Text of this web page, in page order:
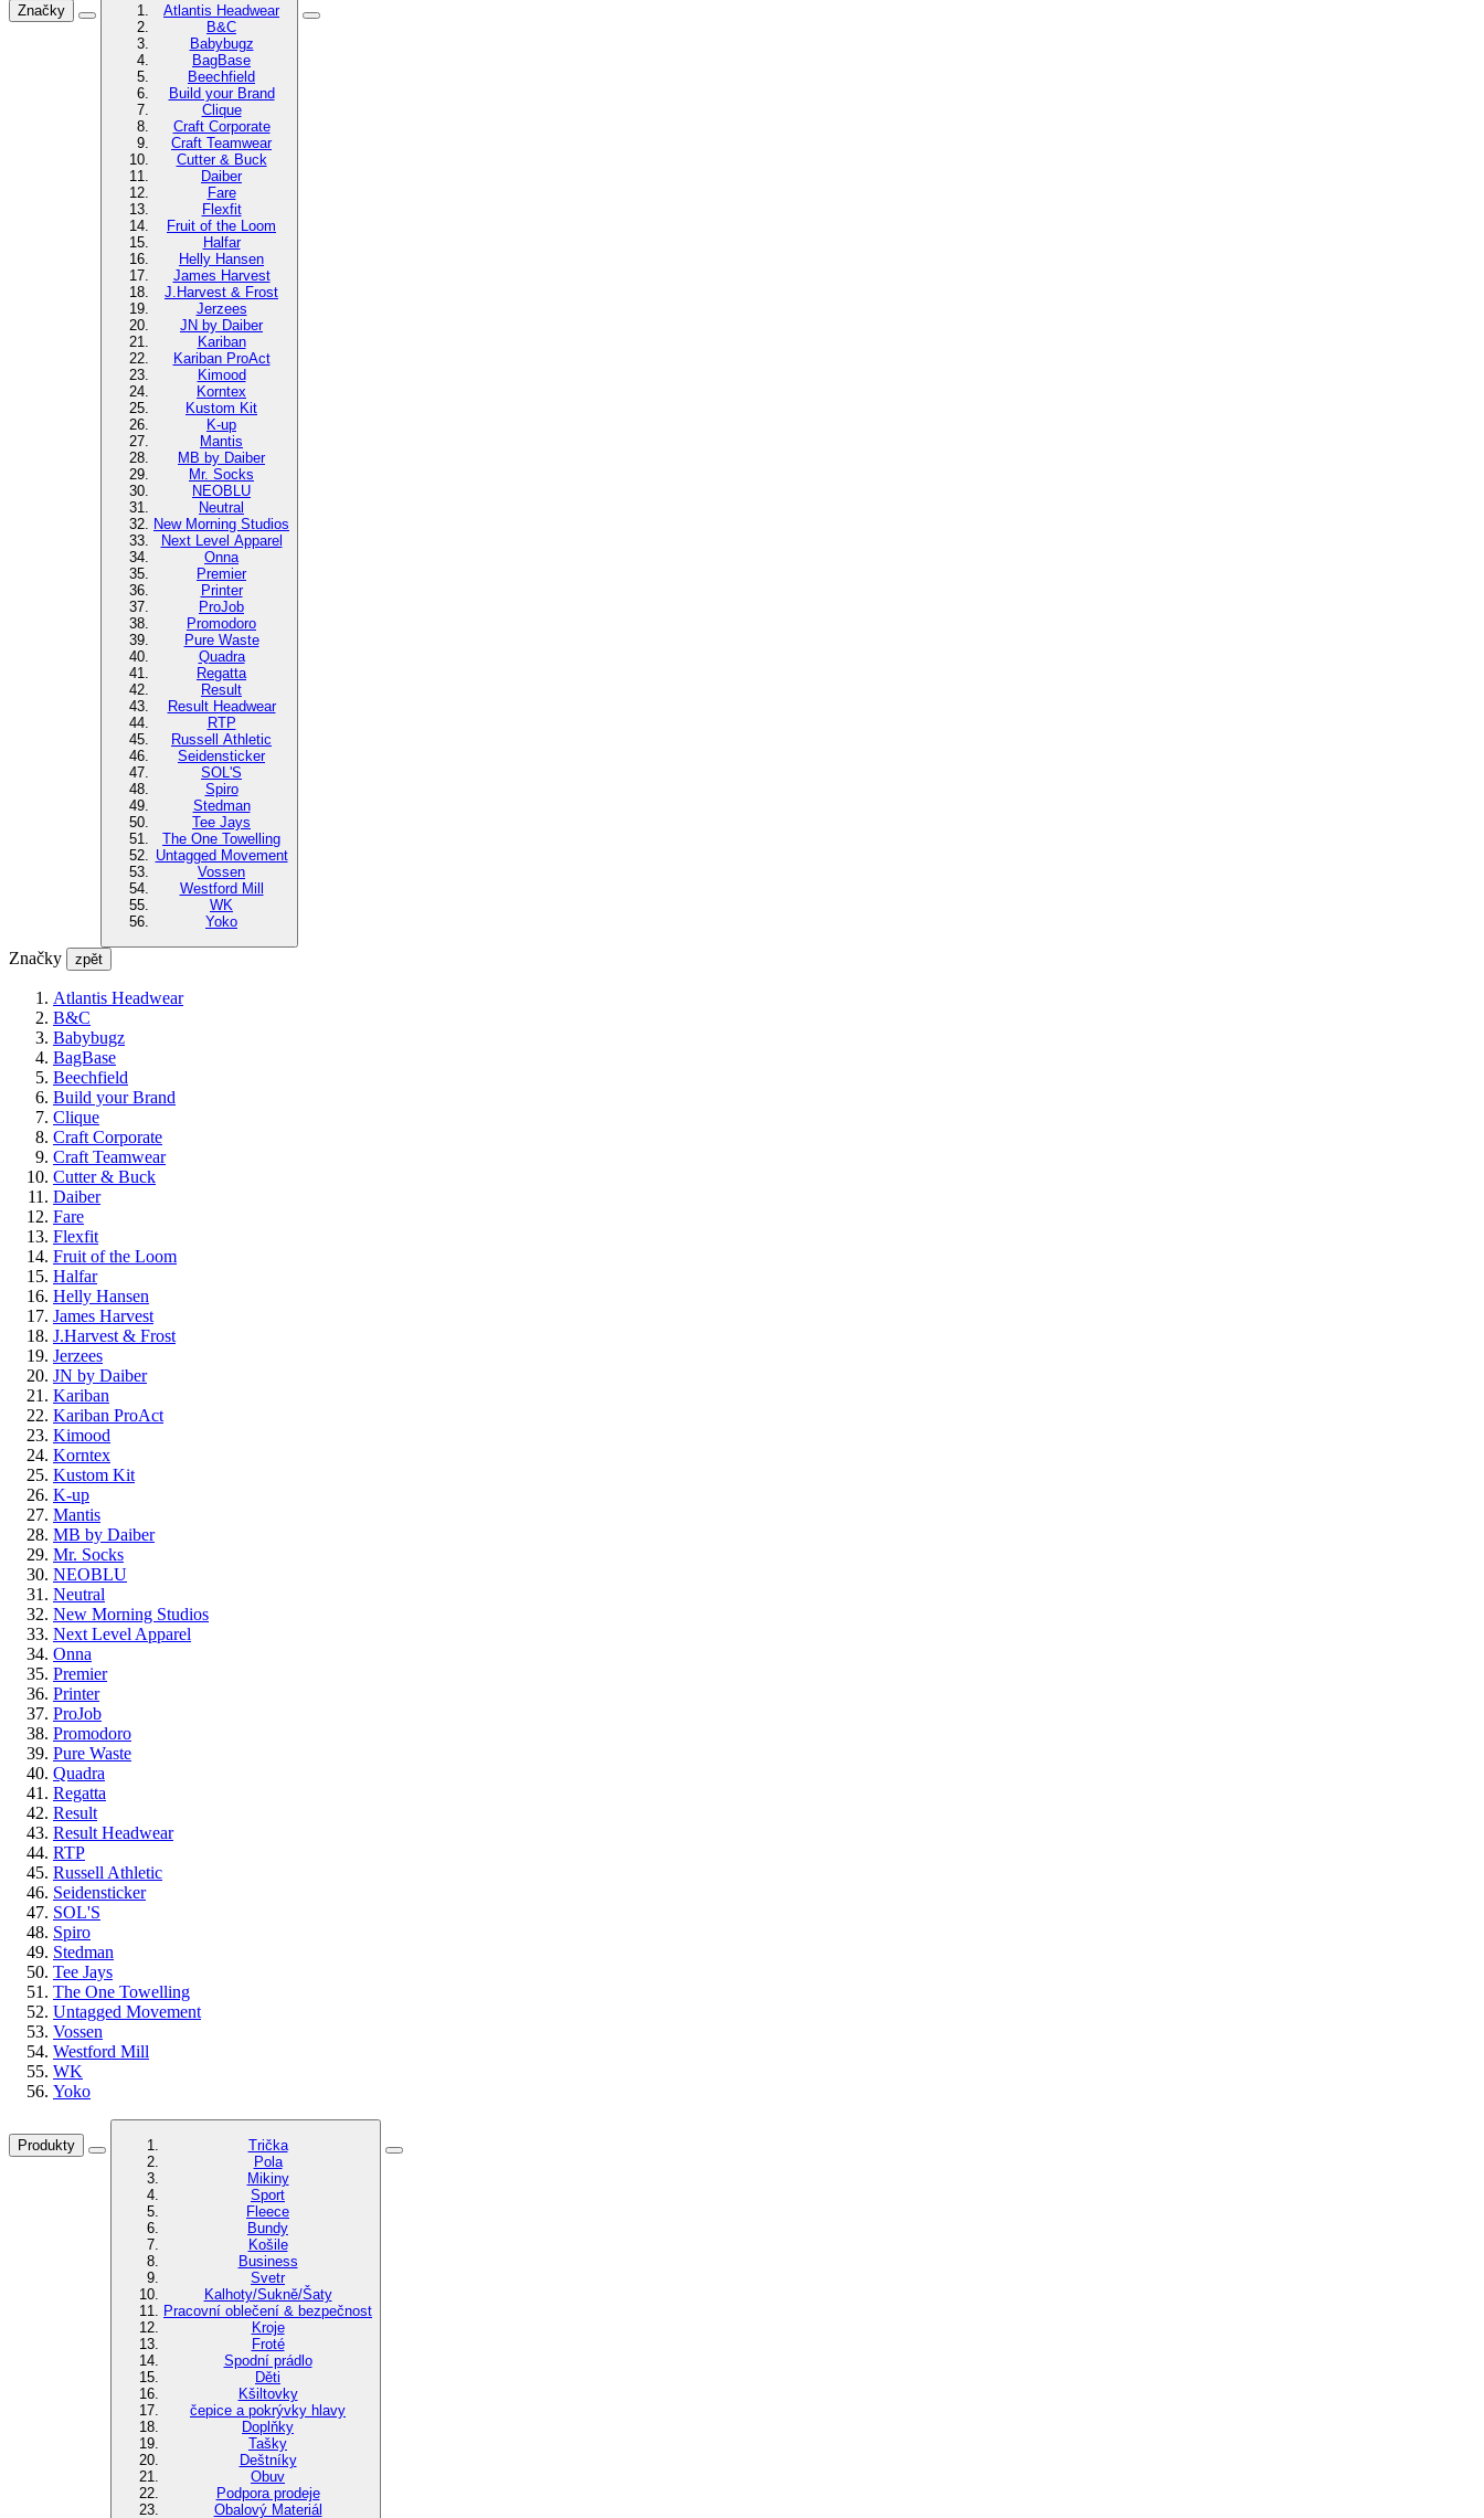
Značky
Atlantis Headwear
B&C
Babybugz
BagBase
Beechfield
Build your Brand
Clique
Craft Corporate
Craft Teamwear
Cutter & Buck
Daiber
Fare
Flexfit
Fruit of the Loom
Halfar
Helly Hansen
James Harvest
J.Harvest & Frost
Jerzees
JN by Daiber
Kariban
Kariban ProAct
Kimood
Korntex
Kustom Kit
K-up
Mantis
MB by Daiber
Mr. Socks
NEOBLU
Neutral
New Morning Studios
Next Level Apparel
Onna
Premier
Printer
ProJob
Promodoro
Pure Waste
Quadra
Regatta
Result
Result Headwear
RTP
Russell Athletic
Seidensticker
SOL'S
Spiro
Stedman
Tee Jays
The One Towelling
Untagged Movement
Vossen
Westford Mill
WK
Yoko
Značky zpět
Atlantis Headwear
B&C
Babybugz
BagBase
Beechfield
Build your Brand
Clique
Craft Corporate
Craft Teamwear
Cutter & Buck
Daiber
Fare
Flexfit
Fruit of the Loom
Halfar
Helly Hansen
James Harvest
J.Harvest & Frost
Jerzees
JN by Daiber
Kariban
Kariban ProAct
Kimood
Korntex
Kustom Kit
K-up
Mantis
MB by Daiber
Mr. Socks
NEOBLU
Neutral
New Morning Studios
Next Level Apparel
Onna
Premier
Printer
ProJob
Promodoro
Pure Waste
Quadra
Regatta
Result
Result Headwear
RTP
Russell Athletic
Seidensticker
SOL'S
Spiro
Stedman
Tee Jays
The One Towelling
Untagged Movement
Vossen
Westford Mill
WK
Yoko
Produkty
Trička
Pola
Mikiny
Sport
Fleece
Bundy
Košile
Business
Svetr
Kalhoty/Sukně/Šaty
Pracovní oblečení & bezpečnost
Kroje
Froté
Spodní prádlo
Děti
Kšiltovky
čepice a pokrývky hlavy
Doplňky
Tašky
Deštníky
Obuv
Podpora prodeje
Obalový Materiál